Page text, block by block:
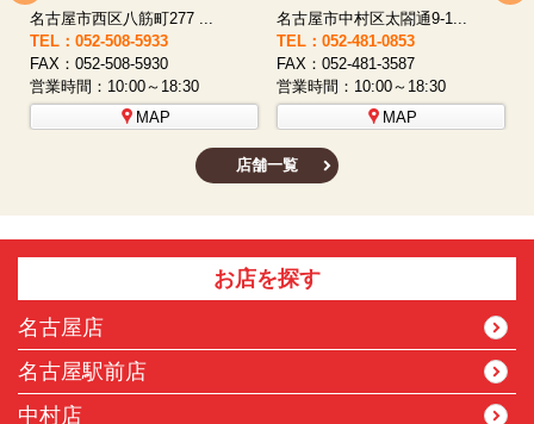
名古屋市西区八筋町277 ...
TEL：052-508-5933
FAX：052-508-5930
営業時間：10:00～18:30
MAP
名古屋市中村区太閤通9-1...
TEL：052-481-0853
FAX：052-481-3587
営業時間：10:00～18:30
MAP
店舗一覧
お店を探す
名古屋店
名古屋駅前店
中村店